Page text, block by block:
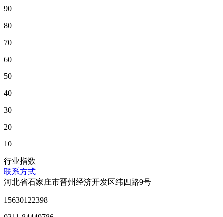
90
80
70
60
50
40
30
20
10
行业指数
联系方式
河北省石家庄市晋州经济开发区纬四路9号
15630122398